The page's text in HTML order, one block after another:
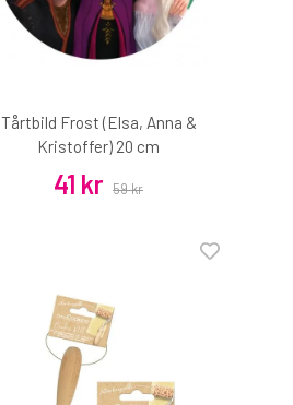
Tårtbild Frost (Elsa, Anna &
Kristoffer) 20 cm
41 kr 59 kr